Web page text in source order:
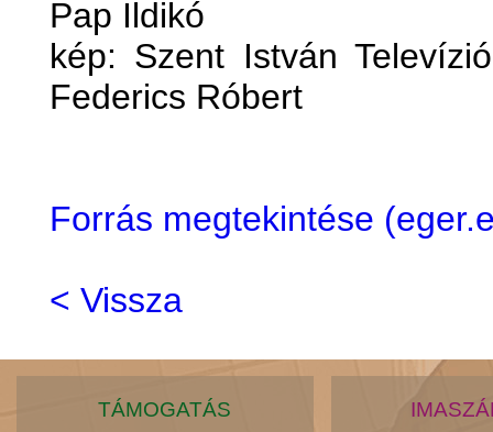
Pap Ildikó
kép: Szent István
Federics Róbert
Forrás megtekintése
< Vissza
TÁMOGATÁS